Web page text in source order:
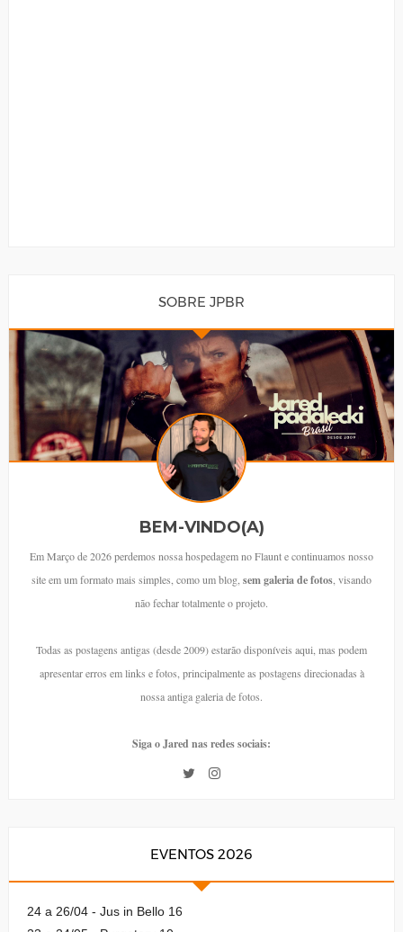
SOBRE JPBR
BEM-VINDO(A)
Em Março de 2026 perdemos nossa hospedagem no Flaunt e continuamos nosso
site em um formato mais simples, como um blog, sem galeria de fotos , visando
não fechar totalmente o projeto.
Todas as postagens antigas (desde 2009) estarão disponíveis aqui, mas podem
apresentar erros em links e fotos, principalmente as postagens direcionadas à
nossa antiga galeria de fotos.
Siga o Jared nas redes sociais:
EVENTOS 2026
24 a 26/04 - Jus in Bello 16